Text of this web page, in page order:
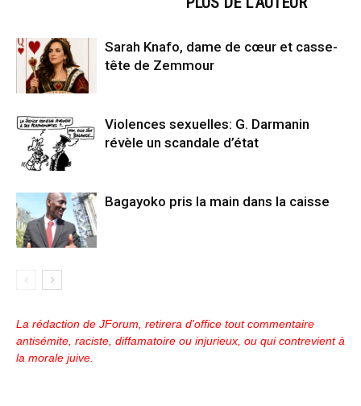
Sarah Knafo, dame de cœur et casse-
tête de Zemmour
Violences sexuelles: G. Darmanin
révèle un scandale d’état
Bagayoko pris la main dans la caisse
La rédaction de JForum, retirera d'office tout commentaire
antisémite, raciste, diffamatoire ou injurieux, ou qui contrevient à
la morale juive.